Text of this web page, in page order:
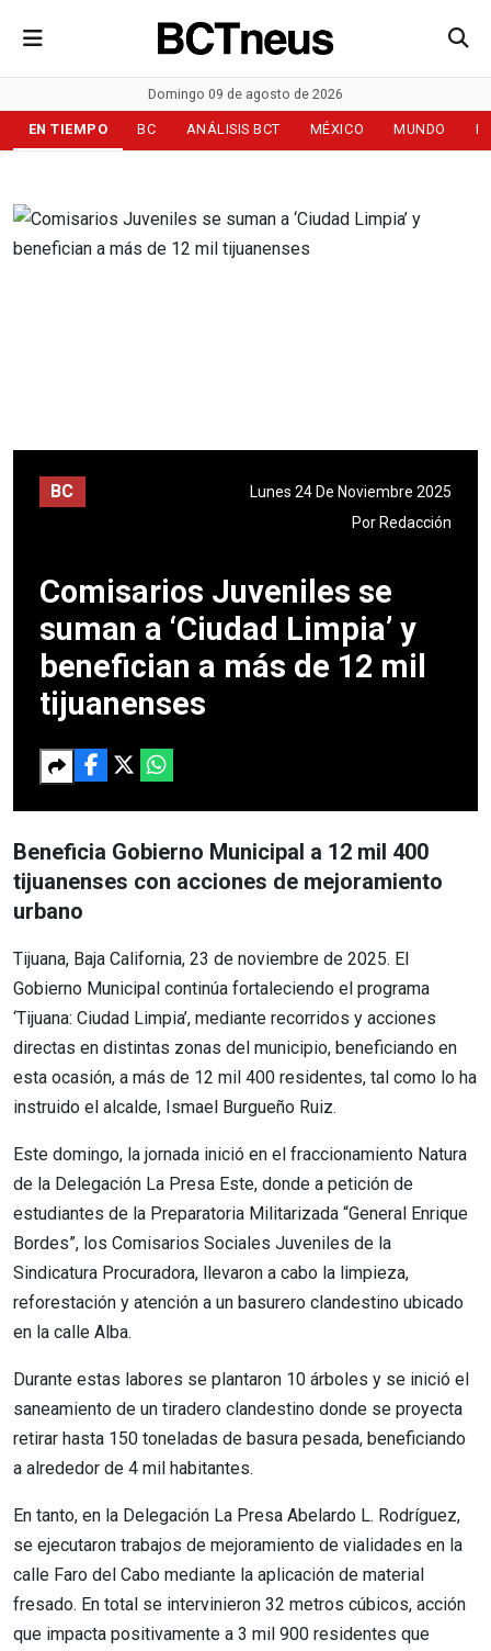
Domingo 09 de agosto de 2026
EN TIEMPO BC ANÁLISIS BCT MÉXICO MUNDO
BC
Lunes 24 De Noviembre 2025
Por Redacción
Comisarios Juveniles se
suman a ‘Ciudad Limpia’ y
benefician a más de 12 mil
tijuanenses
Beneficia Gobierno Municipal a 12 mil 400
tijuanenses con acciones de mejoramiento
urbano
Tijuana, Baja California, 23 de noviembre de 2025. El
Gobierno Municipal continúa fortaleciendo el programa
‘Tijuana: Ciudad Limpia’, mediante recorridos y acciones
directas en distintas zonas del municipio, beneficiando en
esta ocasión, a más de 12 mil 400 residentes, tal como lo ha
instruido el alcalde, Ismael Burgueño Ruiz.
Este domingo, la jornada inició en el fraccionamiento Natura
de la Delegación La Presa Este, donde a petición de
estudiantes de la Preparatoria Militarizada “General Enrique
Bordes”, los Comisarios Sociales Juveniles de la
Sindicatura Procuradora, llevaron a cabo la limpieza,
reforestación y atención a un basurero clandestino ubicado
en la calle Alba.
Durante estas labores se plantaron 10 árboles y se inició el
saneamiento de un tiradero clandestino donde se proyecta
retirar hasta 150 toneladas de basura pesada, beneficiando
a alrededor de 4 mil habitantes.
En tanto, en la Delegación La Presa Abelardo L. Rodríguez,
se ejecutaron trabajos de mejoramiento de vialidades en la
calle Faro del Cabo mediante la aplicación de material
fresado. En total se intervinieron 32 metros cúbicos, acción
que impacta positivamente a 3 mil 900 residentes que